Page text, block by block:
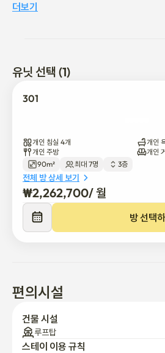
※ 저희집은 아래와 같은 분들이 문의를
하신분
- 대구중심가 교통편리한곳 시장 자주이
- 가족단위로 여행하는데 호텔이
   조금 번거럽고 왠지뭔가 불편하신 분
- 대구에 파견되어 1~3개월 내집같은
단기 숙박이 필요하신 분
-5인이상 독립적인공간이 필요하신분들
-3층이나 옥상에서 대구 E월드 83타워보
가는거 한번씩보실분( 힐링 아주조용함)
※몸만들어오셔서 생활할수있게 각종생
더보기
유닛 선택 (1)
301
개인 침실 4개
개인
개인 주방
개인
90m²
최대 7명 3층
전체 방 상세 보기
₩2,262,700/ 월
방 선택하
편의시설
건물 시설
루프탑
스테이 이용 규칙